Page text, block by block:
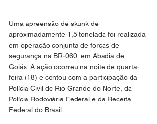
Uma apreensão de skunk de
aproximadamente 1,5 tonelada foi realizada
em operação conjunta de forças de
segurança na BR-060, em Abadia de
Goiás. A ação ocorreu na noite de quarta-
feira (18) e contou com a participação da
Polícia Civil do Rio Grande do Norte, da
Polícia Rodoviária Federal e da Receita
Federal do Brasil.